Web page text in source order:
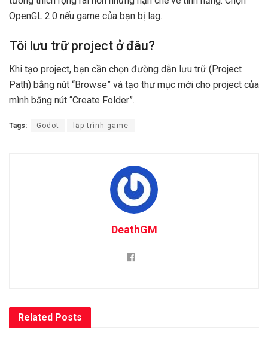
OpenGL 2.0 nếu game của bạn bị lag.
Tôi lưu trữ project ở đâu?
Khi tạo project, bạn cần chọn đường dẫn lưu trữ (Project
Path) bằng nút “Browse” và tạo thư mục mới cho project của
mình bằng nút “Create Folder”.
Tags: Godot lập trình game
DeathGM
Related Posts